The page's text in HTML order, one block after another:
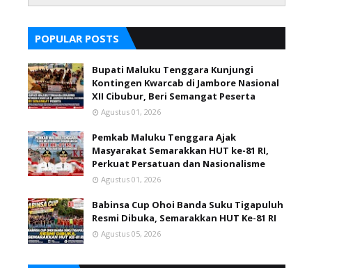
POPULAR POSTS
Bupati Maluku Tenggara Kunjungi
Kontingen Kwarcab di Jambore Nasional
XII Cibubur, Beri Semangat Peserta
Agustus 01, 2026
Pemkab Maluku Tenggara Ajak
Masyarakat Semarakkan HUT ke-81 RI,
Perkuat Persatuan dan Nasionalisme
Agustus 01, 2026
Babinsa Cup Ohoi Banda Suku Tigapuluh
Resmi Dibuka, Semarakkan HUT Ke-81 RI
Agustus 05, 2026